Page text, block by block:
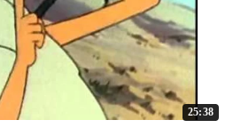
25:38